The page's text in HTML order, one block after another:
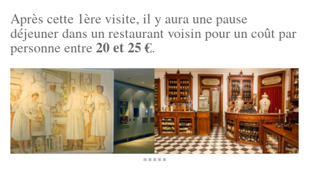
Après cette 1ère visite, il y aura une pause
déjeuner dans un restaurant voisin pour un coût par
personne entre 20 et 25 €.
*****